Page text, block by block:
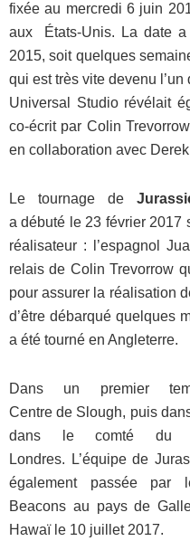
fixée au mercredi 6 juin
aux États-Unis. La date
2015, soit quelques
qui est très vite devenu
Universal Studio révélait
co-écrit par Colin
en collaboration avec
Le tournage de
a débuté le 23 février 2017
réalisateur : l’espagnol
relais de Colin Trevorrow
pour assurer la réalisation
d’être débarqué quelques
a été tourné en Angleterre.
Dans un premier
Centre de Slough, puis
dans le comté du
Londres. L’équipe de
également passée par
Beacons au pays de
Hawaï le 10 juillet 2017.